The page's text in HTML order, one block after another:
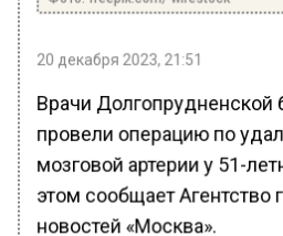
20 декабря 2023, 21:51
Врачи
провели операцию по
мозговой артерии у 51-
этом сообщает Агентство
новостей «Москва».